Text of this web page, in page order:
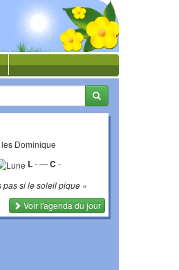
Dominique
L-—C-
pas si le soleil pique »
Voir l'agenda du jour